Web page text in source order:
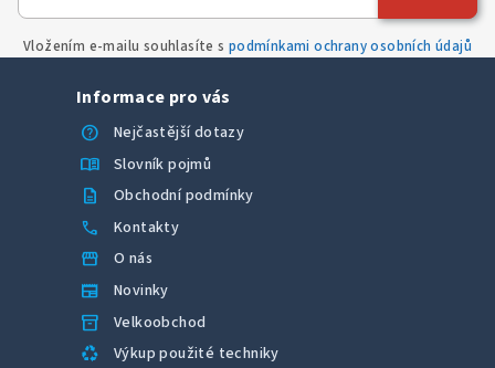
v
i
Vložením e-mailu souhlasíte s podmínkami ochrany osobních údajů
Informace pro vás
help
Nejčastější dotazy
menu_book Slovník pojmů
description Obchodní podmínky
call Kontakty
storefront O nás
newspaper Novinky
inventory_2 Velkoobchod
recycling Výkup použité techniky